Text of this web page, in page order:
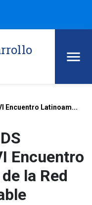
Encuentro Latinoam...
Encuentro
la Red